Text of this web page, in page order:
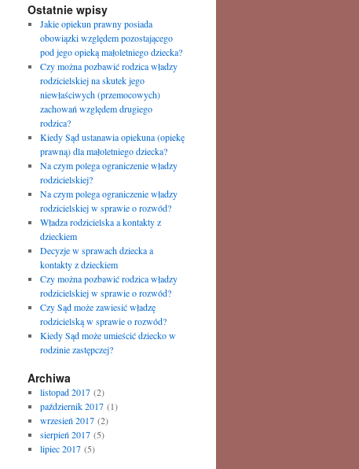
Ostatnie wpisy
Jakie opiekun prawny posiada
obowiązki względem pozostającego
pod jego opieką małoletniego dziecka?
Czy można pozbawić rodzica władzy
rodzicielskiej na skutek jego
niewłaściwych (przemocowych)
zachowań względem drugiego
rodzica?
Kiedy Sąd ustanawia opiekuna (opiekę
prawną) dla małoletniego dziecka?
Na czym polega ograniczenie władzy
rodzicielskiej?
Na czym polega ograniczenie władzy
rodzicielskiej w sprawie o rozwód?
Władza rodzicielska a kontakty z
dzieckiem
Decyzje w sprawach dziecka a
kontakty z dzieckiem
Czy można pozbawić rodzica władzy
rodzicielskiej w sprawie o rozwód?
Czy Sąd może zawiesić władzę
rodzicielską w sprawie o rozwód?
Kiedy Sąd może umieścić dziecko w
rodzinie zastępczej?
Archiwa
listopad 2017(2)
październik 2017(1)
wrzesień 2017(2)
sierpień 2017(5)
lipiec 2017(5)